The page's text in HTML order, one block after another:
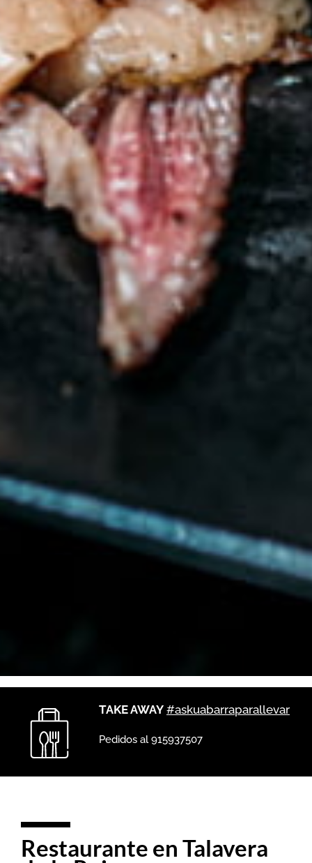
¿Dónde estamos?
TAKE AWAY #askuabarraparallevar
Pedidos al 915937507
Restaurante en Talavera